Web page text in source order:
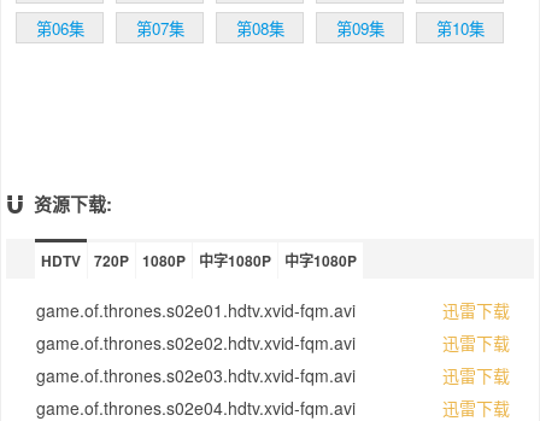
罗柏·史塔克率领的北境大军与兰尼斯特实力相
互对峙，蓝礼的南境雄兵则不断朝君临开拔，
第06集
第07集 第08集 第09集 第10集
资源下载:
HDTV 720P 1080P 中字1080P 中字1080P
game.of.thrones.s02e01.hdtv.xvid-fqm.avi
迅雷下载
game.of.thrones.s02e02.hdtv.xvid-fqm.avi
迅雷下载
game.of.thrones.s02e03.hdtv.xvid-fqm.avi
迅雷下载
game.of.thrones.s02e04.hdtv.xvid-fqm.avi
迅雷下载